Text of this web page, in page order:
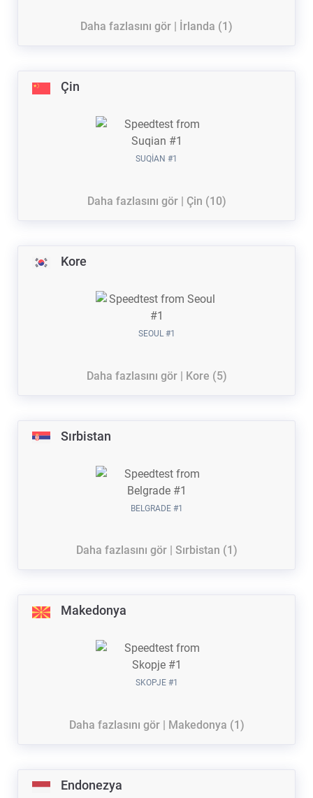
Daha fazlasını gör | İrlanda (1)
Çin
SUQIAN #1
Daha fazlasını gör | Çin (10)
Kore
SEOUL #1
Daha fazlasını gör | Kore (5)
Sırbistan
BELGRADE #1
Daha fazlasını gör | Sırbistan (1)
Makedonya
SKOPJE #1
Daha fazlasını gör | Makedonya (1)
Endonezya